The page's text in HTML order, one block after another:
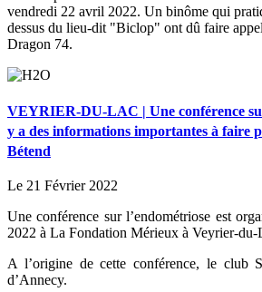
vendredi 22 avril 2022. Un binôme qui
dessus du lieu-dit "Biclop" ont dû faire
Dragon 74.
VEYRIER-DU-LAC | Une conférence
y a des informations importantes à faire
Bétend
Le 21 Février 2022
Une conférence sur l’endométriose est
2022 à La Fondation Mérieux à Veyrier-du-
A l’origine de cette conférence, le club
d’Annecy.